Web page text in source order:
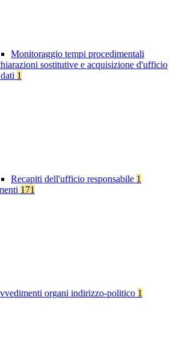
Monitoraggio tempi procedimentali
sostitutive e acquisizione d'ufficio
1
Recapiti dell'ufficio responsabile 1
171
organi indirizzo-politico 1